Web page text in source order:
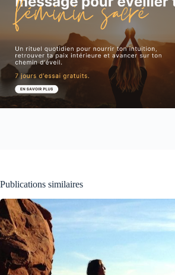
Publications similaires